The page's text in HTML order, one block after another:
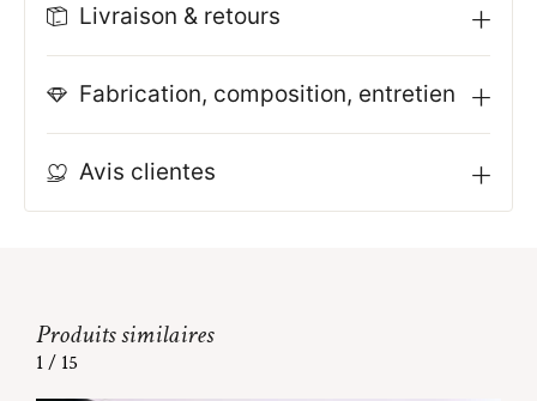
Livraison & retours
Fabrication, composition, entretien
Avis clientes
Produits similaires
1/ 15